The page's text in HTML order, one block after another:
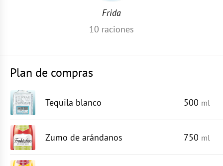
Frida
10 raciones
Plan de compras
Tequila blanco 500 ml
Zumo de arándanos 750 ml